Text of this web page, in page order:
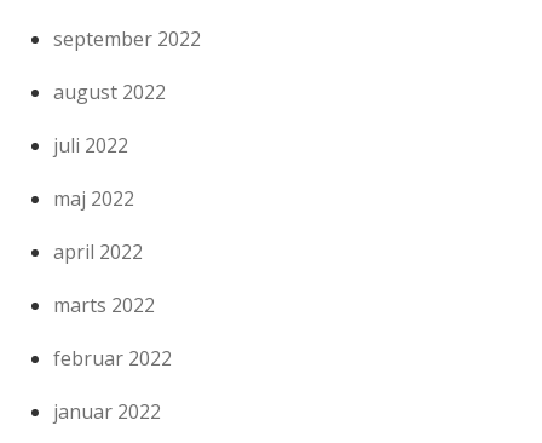
september 2022
august 2022
juli 2022
maj 2022
april 2022
marts 2022
februar 2022
januar 2022